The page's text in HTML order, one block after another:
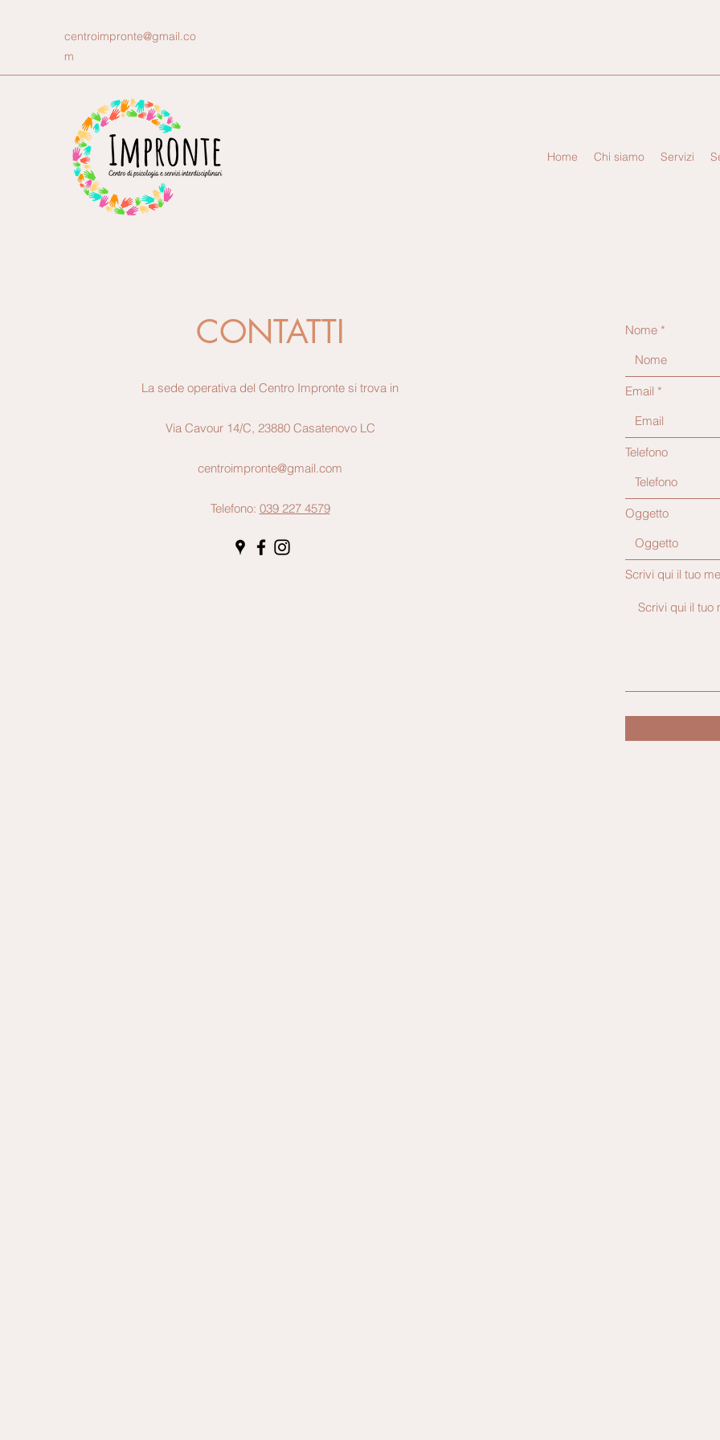
centroimpronte@gmail.co
m
Home Chi siamo Servizi
CONTATTI
La sede operativa del Centro Impronte si trova in
Via Cavour 14/C, 23880 Casatenovo LC
centroimpronte@gmail.com
Telefono: 039 227 4579
Nome
Email
Telefono
Oggetto
Scrivi qui il tuo